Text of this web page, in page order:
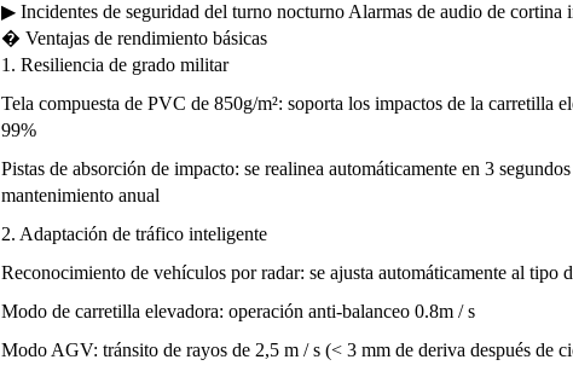
▶ Incidentes de seguridad del turno nocturno Alarmas de audio de cortina
� Ventajas de rendimiento básicas
1. Resiliencia de grado militar
Tela compuesta de PVC de 850g/m²: soporta los impactos de la carretilla
99%
Pistas de absorción de impacto: se realinea automáticamente en 3
mantenimiento anual
2. Adaptación de tráfico inteligente
Reconocimiento de vehículos por radar: se ajusta automáticamente al tipo
Modo de carretilla elevadora: operación anti-balanceo 0.8m / s
Modo AGV: tránsito de rayos de 2,5 m / s (< 3 mm de deriva después de